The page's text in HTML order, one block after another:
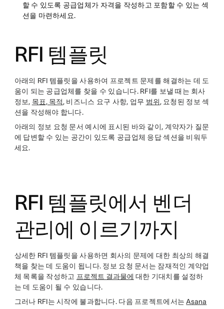
할 수 있도록 공급업체가 자격을 작성하고 포함할 수 있는 섹
션을 마련하세요.
RFI 템플릿
아래의 RFI 템플릿을 사용하여 프로젝트 문제를 해결하는 데 도
움이 되는 공급업체를 찾을 수 있습니다. RFI를 보낼 때는 회사
정보, 목표, 목적, 비즈니스 요구 사항, 업무 범위, 요청된 정보 섹
션을 작성해야 합니다.
아래의 정보 요청 문서 예시에 표시된 바와 같이, 계약자가 질문
에 답변할 수 있는 공간이 있도록 공급업체 응답 섹션을 비워두
세요.
RFI 템플릿에서 벤더
관리에 이르기까지
상세한 RFI 템플릿을 사용하면 회사의 문제에 대한 최상의 해결
책을 찾는 데 도움이 됩니다. 정보 요청 문서는 잠재적인 계약업
체 목록을 작성하고 프로젝트 결과물에 대한 기대치를 설정하
는 데 도움이 될 수 있습니다.
그러나 RFI는 시작에 불과합니다. 다음 프로젝트에서는Asana